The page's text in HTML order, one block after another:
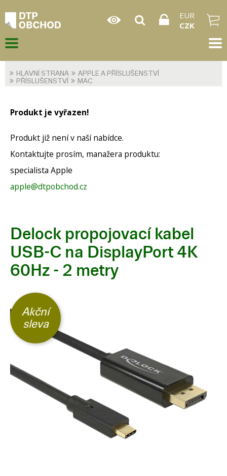
EUR
CZK
HLAVNÍ STRANA
APPLE A PŘÍSLUŠENSTVÍ
PŘÍSLUŠENSTVÍ
MAC
Produkt je vyřazen!
Produkt již není v naší nabídce.
Kontaktujte prosím, manažera produktu:
specialista Apple
apple@dtpobchod.cz
Delock propojovací kabel
USB-C na DisplayPort 4K
60Hz - 2 metry
Akční
sleva